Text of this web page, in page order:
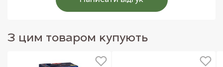
З цим товаром купують